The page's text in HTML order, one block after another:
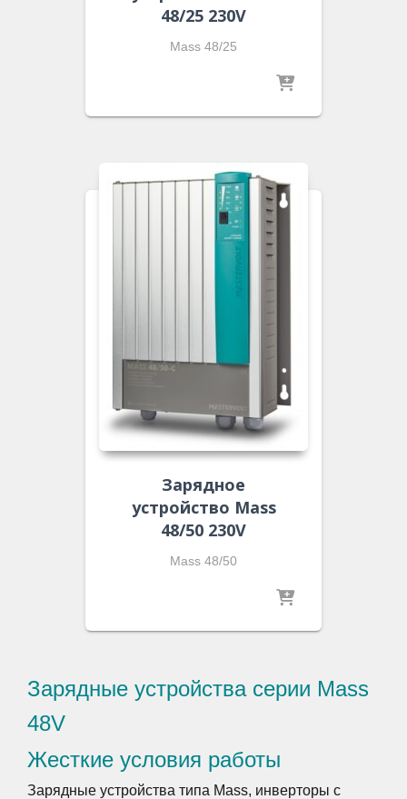
48/25 230V
Mass 48/25
Зарядное
устройство Mass
48/50 230V
Mass 48/50
Зарядные устройства серии Mass
48V
Жесткие условия работы
Зарядные устройства типа Mass, инверторы с